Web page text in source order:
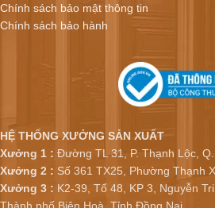
Chính sách bảo mật thông tin
Chính sách bảo hành
HỆ THỐNG XƯỞNG SẢN XUẤT
Xưởng 1 : Đường TL 31, P. Thạnh Lộc,
Xưởng 2 : Số 361 TX25, Phường Thạnh
Xưởng 3 : K2-39, Tổ 48, KP 3, Nguyễn
Thành phố Biên Hoà, Tỉnh Đồng Nai